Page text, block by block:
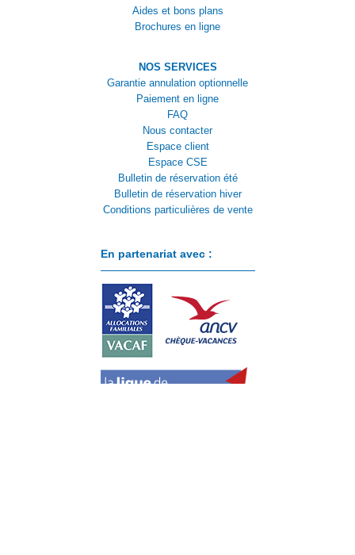
Aides et bons plans
Brochures en ligne
NOS SERVICES
Garantie annulation optionnelle
Paiement en ligne
FAQ
Nous contacter
Espace client
Espace CSE
Bulletin de réservation été
Bulletin de réservation hiver
Conditions particulières de vente
En partenariat avec :